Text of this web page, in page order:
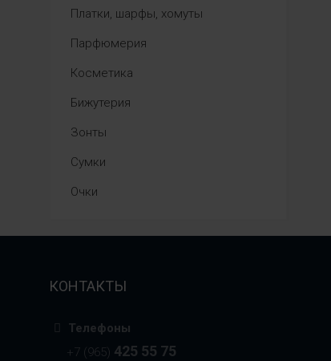
Платки, шарфы, хомуты
Парфюмерия
Косметика
Бижутерия
Зонты
Сумки
Очки
КОНТАКТЫ
Телефоны
+7 (965) 425 55 75